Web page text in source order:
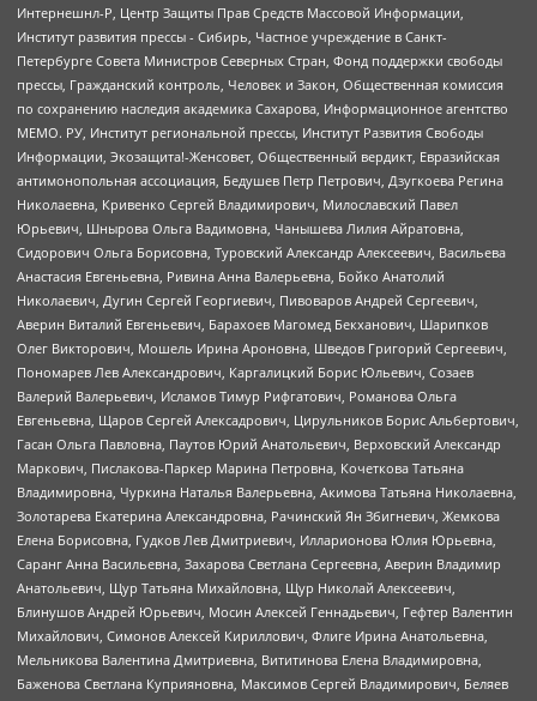
Интернешнл-Р, Центр Защиты Прав Средств Массовой Информации,
Институт развития прессы - Сибирь, Частное учреждение в Санкт-
Петербурге Совета Министров Северных Стран, Фонд поддержки свободы
прессы, Гражданский контроль, Человек и Закон, Общественная комиссия
по сохранению наследия академика Сахарова, Информационное агентство
МЕМО. РУ, Институт региональной прессы, Институт Развития Свободы
Информации, Экозащита!-Женсовет, Общественный вердикт, Евразийская
антимонопольная ассоциация, Бедушев Петр Петрович, Дзугкоева Регина
Николаевна, Кривенко Сергей Владимирович, Милославский Павел
Юрьевич, Шнырова Ольга Вадимовна, Чанышева Лилия Айратовна,
Сидорович Ольга Борисовна, Туровский Александр Алексеевич, Васильева
Анастасия Евгеньевна, Ривина Анна Валерьевна, Бойко Анатолий
Николаевич, Дугин Сергей Георгиевич, Пивоваров Андрей Сергеевич,
Аверин Виталий Евгеньевич, Барахоев Магомед Бекханович, Шарипков
Олег Викторович, Мошель Ирина Ароновна, Шведов Григорий Сергеевич,
Пономарев Лев Александрович, Каргалицкий Борис Юльевич, Созаев
Валерий Валерьевич, Исламов Тимур Рифгатович, Романова Ольга
Евгеньевна, Щаров Сергей Алексадрович, Цирульников Борис Альбертович,
Гасан Ольга Павловна, Паутов Юрий Анатольевич, Верховский Александр
Маркович, Пислакова-Паркер Марина Петровна, Кочеткова Татьяна
Владимировна, Чуркина Наталья Валерьевна, Акимова Татьяна Николаевна,
Золотарева Екатерина Александровна, Рачинский Ян Збигневич, Жемкова
Елена Борисовна, Гудков Лев Дмитриевич, Илларионова Юлия Юрьевна,
Саранг Анна Васильевна, Захарова Светлана Сергеевна, Аверин Владимир
Анатольевич, Щур Татьяна Михайловна, Щур Николай Алексеевич,
Блинушов Андрей Юрьевич, Мосин Алексей Геннадьевич, Гефтер Валентин
Михайлович, Симонов Алексей Кириллович, Флиге Ирина Анатольевна,
Мельникова Валентина Дмитриевна, Вититинова Елена Владимировна,
Баженова Светлана Куприяновна, Максимов Сергей Владимирович, Беляев